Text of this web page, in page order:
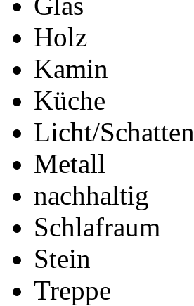
Holz
Kamin
Küche
Licht/Schatten
Metall
nachhaltig
Schlafraum
Stein
Treppe